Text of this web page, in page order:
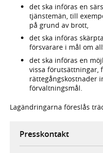
det ska införas en
tjänstemän, till
på grund av brott,
det ska införas
försvarare i mål om
det ska införas en
vissa förutsättningar,
rättegångskostnader
förvaltningsmål.
Lagändringarna föreslås
Presskontakt